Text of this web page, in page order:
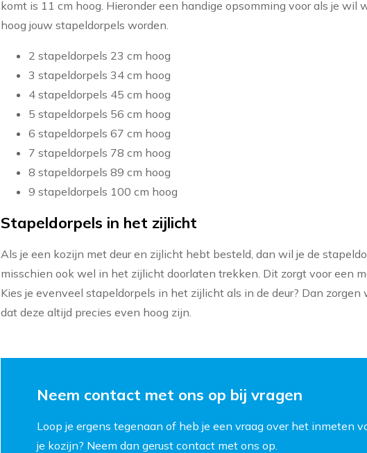
komt is 11 cm hoog. Hieronder een handige opsomming voor als je wil
hoog jouw stapeldorpels worden.
2 stapeldorpels 23 cm hoog
3 stapeldorpels 34 cm hoog
4 stapeldorpels 45 cm hoog
5 stapeldorpels 56 cm hoog
6 stapeldorpels 67 cm hoog
7 stapeldorpels 78 cm hoog
8 stapeldorpels 89 cm hoog
9 stapeldorpels 100 cm hoog
Stapeldorpels in het zijlicht
Als je een kozijn met deur en zijlicht hebt besteld, dan wil je de
misschien ook wel in het zijlicht doorlaten trekken. Dit zorgt voor een
Kies je evenveel stapeldorpels in het zijlicht als in de deur? Dan zorgen
dat deze altijd precies even hoog zijn.
Neem contact met ons op bij vragen
Loop je ergens tegenaan of heb je een vraag over het inmeten
je kozijn? Neem dan gerust contact met ons op.